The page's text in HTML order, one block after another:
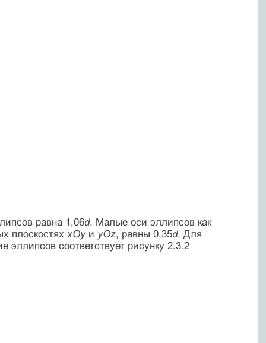
равна 1,06d. Малые оси эллипсов как
плоскостях хОуи уОz, равны 0,35d. Для
эллипсов соответствует рисунку 2.3.2